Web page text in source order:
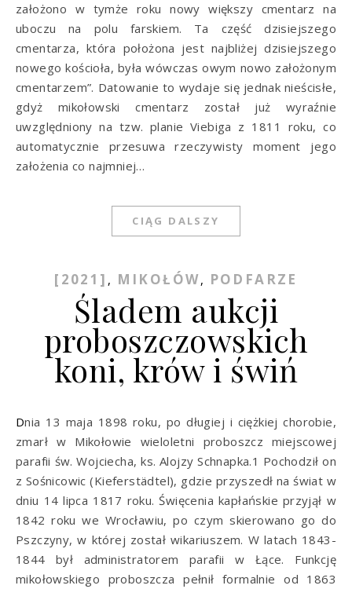
założono w tymże roku nowy większy cmentarz na
uboczu na polu farskiem. Ta część dzisiejszego
cmentarza, która położona jest najbliżej dzisiejszego
nowego kościoła, była wówczas owym nowo założonym
cmentarzem”. Datowanie to wydaje się jednak nieścisłe,
gdyż mikołowski cmentarz został już wyraźnie
uwzględniony na tzw. planie Viebiga z 1811 roku, co
automatycznie przesuwa rzeczywisty moment jego
założenia co najmniej…
CIĄG DALSZY
[2021] , MIKOŁÓW, PODFARZE
Śladem aukcji
proboszczowskich
koni, krów i świń
Dnia 13 maja 1898 roku, po długiej i ciężkiej chorobie,
zmarł w Mikołowie wieloletni proboszcz miejscowej
parafii św. Wojciecha, ks. Alojzy Schnapka.1 Pochodził on
z Sośnicowic (Kieferstädtel), gdzie przyszedł na świat w
dniu 14 lipca 1817 roku. Święcenia kapłańskie przyjął w
1842 roku we Wrocławiu, po czym skierowano go do
Pszczyny, w której został wikariuszem. W latach 1843-
1844 był administratorem parafii w Łące. Funkcję
mikołowskiego proboszcza pełnił formalnie od 1863